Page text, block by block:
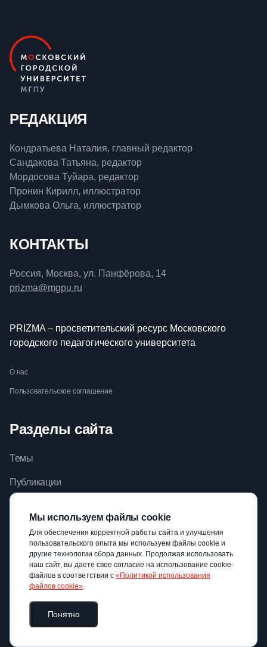
РЕДАКЦИЯ
Кондратьева Наталия, главный редактор
Сандакова Татьяна, редактор
Мордосова Туйара, редактор
Пронин Кирилл, иллюстратор
Дымкова Ольга, иллюстратор
КОНТАКТЫ
Россия, Москва, ул. Панфёрова, 14
prizma@mgpu.ru
PRIZMA – просветительский ресурс Московского
городского педагогического университета
О нас
Пользовательское соглашение
Разделы сайта
Темы
Публикации
Библиотека
Авторы
© ГАОУ ВО МГПУ, 2022 — 2026
Мы используем файлы cookie
Для обеспечения корректной работы сайта и улучшения
пользовательского опыта мы используем файлы cookie и
другие технологии сбора данных. Продолжая использовать
наш сайт, вы даете свое согласие на использование cookie-
файлов в соответствии с «Политикой использования
файлов cookie».
Понятно